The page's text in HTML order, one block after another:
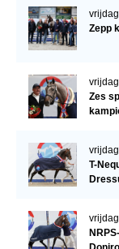
Zepp
Zes
T-